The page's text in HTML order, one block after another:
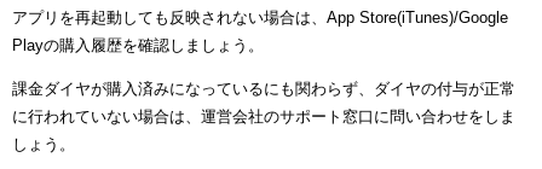
アプリを再起動しても反映されない場合は、App Store(iTunes)/Google
Playの購入履歴を確認しましょう。
課金ダイヤが購入済みになっているにも関わらず、ダイヤの付与が正常
に行われていない場合は、運営会社のサポート窓口に問い合わせをしま
しょう。